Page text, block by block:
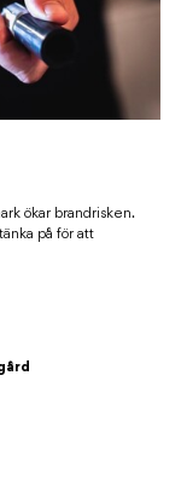
ökar brandrisken.
på för att